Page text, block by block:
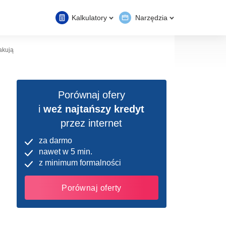
Kalkulatory Narzędzia
Porównaj ofery
iweź najtańszy kredyt
przez internet
za darmo
nawet w 5 min.
z minimum formalności
Porównaj oferty